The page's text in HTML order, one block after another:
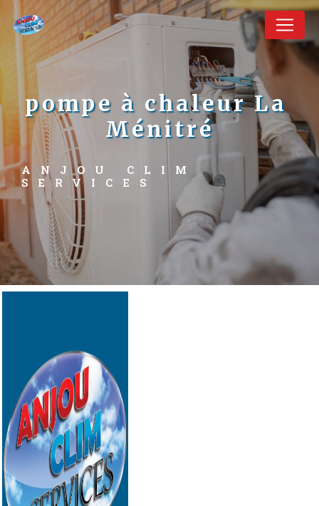
pompe à chaleur La
Ménitré
ANJOU CLIM
SERVICES
Panneau de gestion des cookies